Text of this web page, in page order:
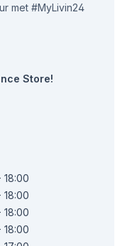
met #MyLivin24
Store!
18:00
18:00
18:00
18:00